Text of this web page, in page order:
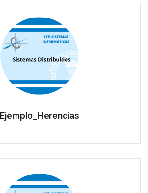
Ejemplo_Herencias